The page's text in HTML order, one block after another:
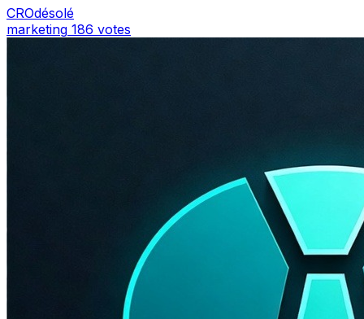
CROdésolé
marketing 186 votes